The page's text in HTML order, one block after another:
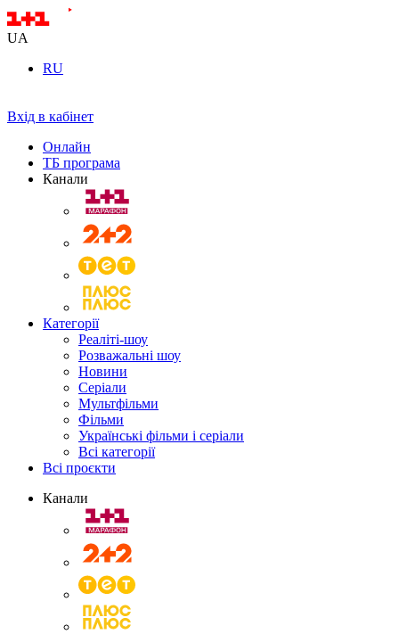
UA
RU
Вхід в кабінет
Онлайн
ТБ програма
Канали
Категорії
Реаліті-шоу
Розважальні шоу
Новини
Серіали
Мультфільми
Фільми
Українські фільми і серіали
Всі категорії
Всі проєкти
Канали